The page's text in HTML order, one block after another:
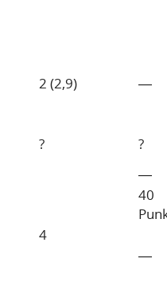
2 (2,9)
―
?
?
―
40
4
―